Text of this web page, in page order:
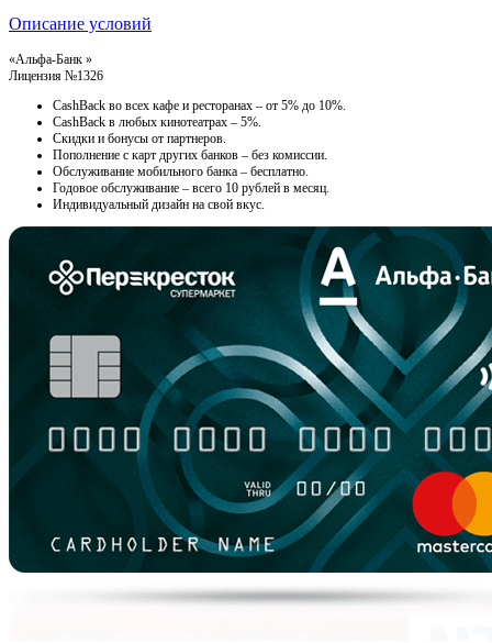
Описание условий
«Альфа-Банк »
Лицензия №1326
CashBack во всех кафе и ресторанах – от 5% до 10%.
CashBack в любых кинотеатрах – 5%.
Скидки и бонусы от партнеров.
Пополнение с карт других банков – без комиссии.
Обслуживание мобильного банка – бесплатно.
Годовое обслуживание – всего 10 рублей в месяц.
Индивидуальный дизайн на свой вкус.